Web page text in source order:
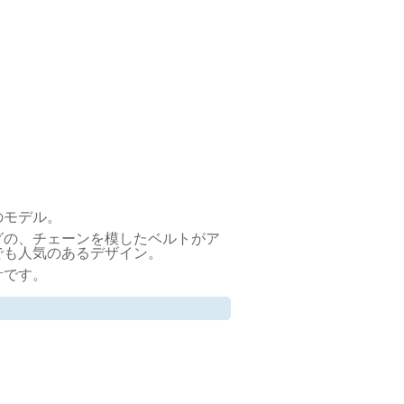
デル。
、チェーンを模したベルトがア
人気のあるデザイン。
す。